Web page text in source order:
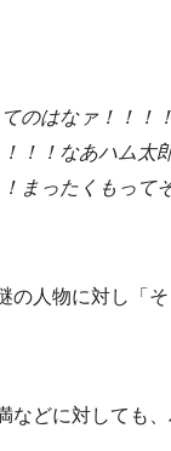
のはなァ！！！
！！なあハム太
まったくもって
の人物に対し「
などに対しても